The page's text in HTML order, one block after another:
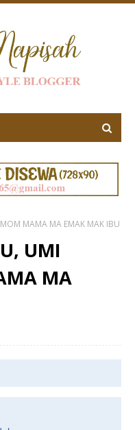
MAMA MA EMAK MAK IBU
UMI
MA